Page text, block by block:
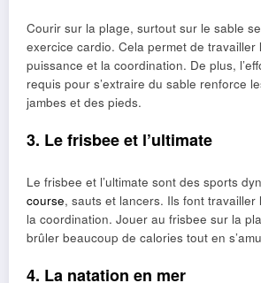
Courir sur la plage, surtout sur le sable
exercice cardio. Cela permet de travailler
puissance et la coordination. De plus,
requis pour s’extraire du sable renforce
jambes et des pieds.
3. Le frisbee et l’ultimate
Le frisbee et l’ultimate sont des sports
course, sauts et lancers. Ils font travailler
la coordination. Jouer au frisbee sur la
brûler beaucoup de calories tout en
4. La natation en mer